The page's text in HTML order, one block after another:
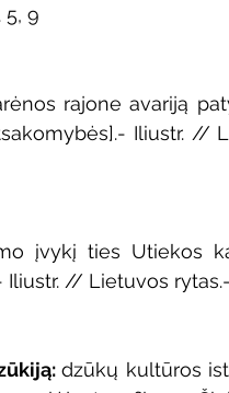
5, 9
rajone avariją
Iliustr. //
įvykį ties Utiekos
// Lietuvos rytas.-
dzūkų kultūros